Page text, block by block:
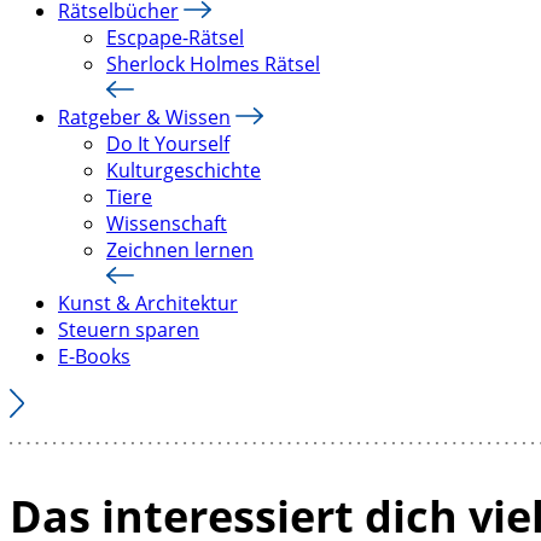
Rätselbücher
Escpape-Rätsel
Sherlock Holmes Rätsel
Ratgeber & Wissen
Do It Yourself
Kulturgeschichte
Tiere
Wissenschaft
Zeichnen lernen
Kunst & Architektur
Steuern sparen
E-Books
Das interessiert dich